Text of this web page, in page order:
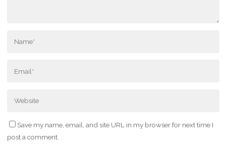
Save my name, email, and site URL in my browser for next time I
post a comment.